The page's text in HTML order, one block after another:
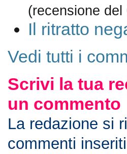
(recensione
Il ritratto
Vedi tutti i
Scrivi la tua
un commento
La redazione si
commenti